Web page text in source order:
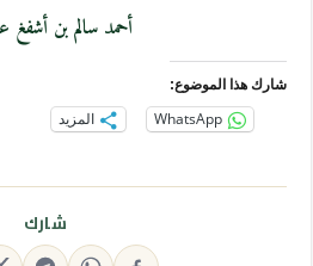
أحمد سالم بن أشفغ
شارك هذا الموضوع:
WhatsApp المزيد
شارك